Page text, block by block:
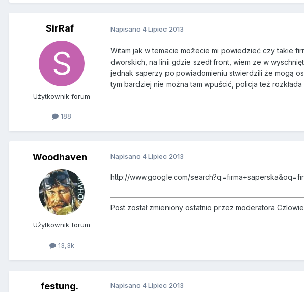
SirRaf
Użytkownik forum
188
Napisano 4 Lipiec 2013
Witam jak w temacie możecie mi powiedzieć czy takie
dworskich, na linii gdzie szedł front, wiem ze w
jednak saperzy po powiadomieniu stwierdzili że mogą
tym bardziej nie można tam wpuścić, policja też rozkłada
Woodhaven
Użytkownik forum
13,3k
Napisano 4 Lipiec 2013
http://www.google.com/
Post został zmieniony ostatnio przez moderatora
festung. Napisano 4 Lipiec 2013